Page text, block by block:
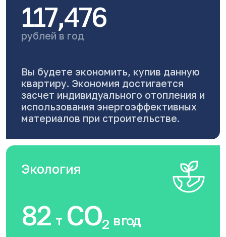
117,476
рублей в год
Вы будете экономить, купив данную
квартиру. Экономия достигается
засчет индивидуального отопления и
использования энергоэффективных
материалов при строительстве.
Экология
82 тCO2 в год